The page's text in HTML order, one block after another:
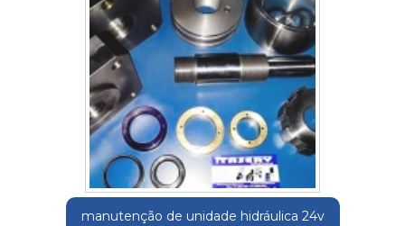
manutenção de unidade hidráulica 24v